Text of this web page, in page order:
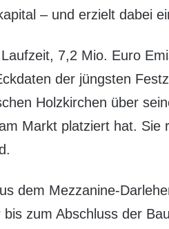
– und erzielt dabei
7,2 Mio. Euro
der jüngsten
Holzkirchen über
Markt platziert hat. Sie
dem Mezzanine-
bis zum Abschluss der